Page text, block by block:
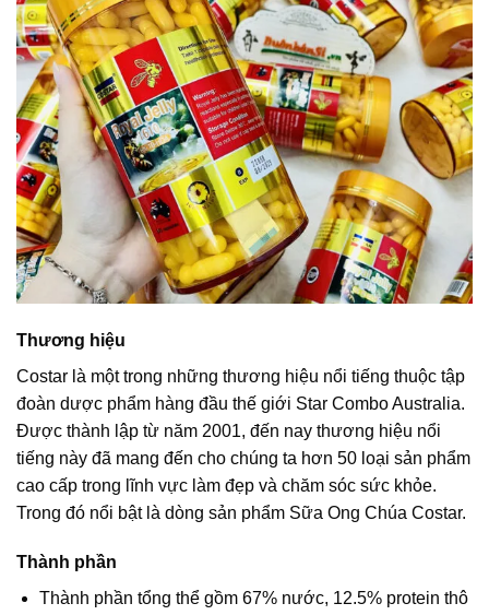
Thương hiệu
Costar là một trong những thương hiệu nổi tiếng thuộc tập
đoàn dược phẩm hàng đầu thế giới Star Combo Australia.
Được thành lập từ năm 2001, đến nay thương hiệu nổi
tiếng này đã mang đến cho chúng ta hơn 50 loại sản phẩm
cao cấp trong lĩnh vực làm đẹp và chăm sóc sức khỏe.
Trong đó nổi bật là dòng sản phẩm Sữa Ong Chúa Costar.
Thành phần
Thành phần tổng thể gồm 67% nước, 12.5% protein thô